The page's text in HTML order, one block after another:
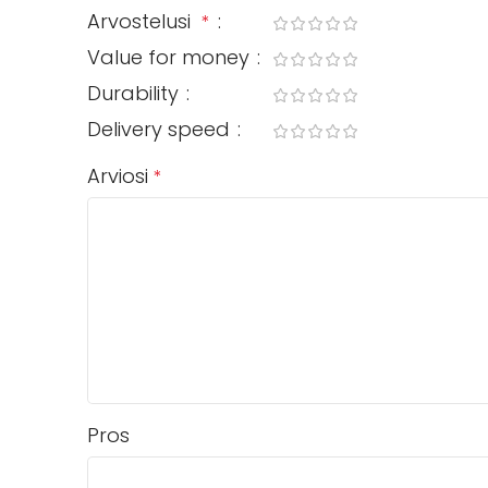
Arvostelusi *
Value for money
Durability
Delivery speed
Arviosi *
Pros